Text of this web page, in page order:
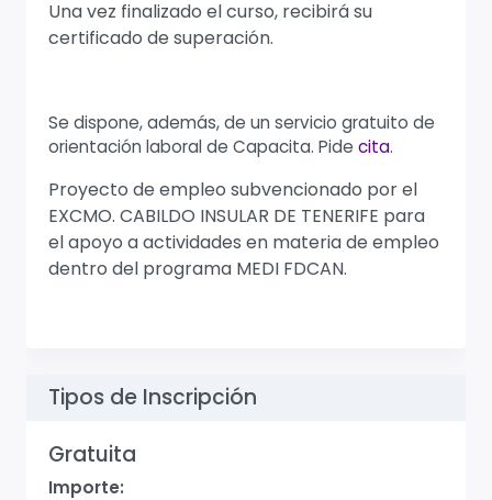
Una vez finalizado el curso, recibirá su
certificado de superación.
Se dispone, además, de un servicio gratuito de
orientación laboral de Capacita. Pide cita.
Proyecto de empleo subvencionado por el
EXCMO. CABILDO INSULAR DE TENERIFE para
el apoyo a actividades en materia de empleo
dentro del programa MEDI FDCAN.
Tipos de Inscripción
Gratuita
Importe: